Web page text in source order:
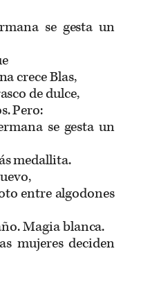
se gesta un
crece Blas,
de dulce,
Pero:
se gesta un
medallita.
entre algodones
Magia blanca.
mujeres deciden